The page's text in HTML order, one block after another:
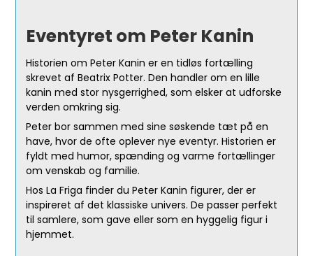
Eventyret om Peter Kanin
Historien om Peter Kanin er en tidløs fortælling
skrevet af Beatrix Potter. Den handler om en lille
kanin med stor nysgerrighed, som elsker at udforske
verden omkring sig.
Peter bor sammen med sine søskende tæt på en
have, hvor de ofte oplever nye eventyr. Historien er
fyldt med humor, spænding og varme fortællinger
om venskab og familie.
Hos La Friga finder du Peter Kanin figurer, der er
inspireret af det klassiske univers. De passer perfekt
til samlere, som gave eller som en hyggelig figur i
hjemmet.